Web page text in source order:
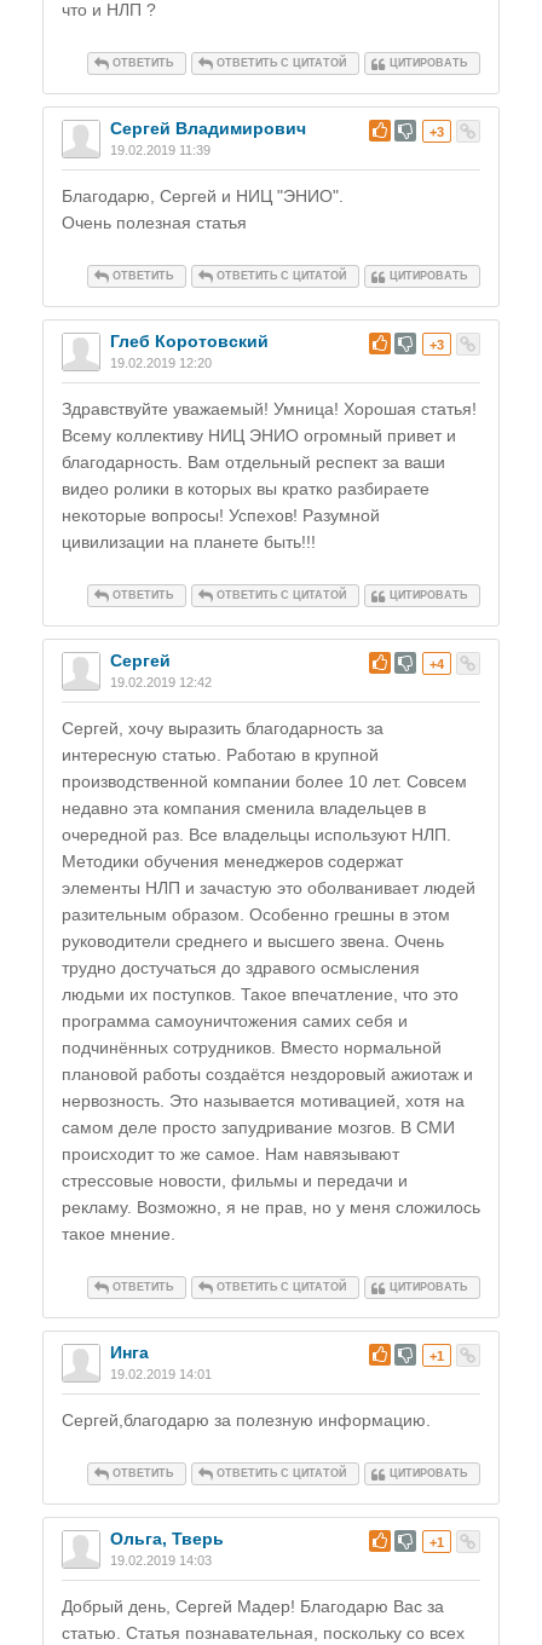
что и НЛП ?
ОТВЕТИТЬ ОТВЕТИТЬ С ЦИТАТОЙ ЦИТИРОВАТЬ
# +3
Сергей Владимирович
19.02.2019 11:39
Благодарю, Сергей и НИЦ "ЭНИО".
Очень полезная статья
ОТВЕТИТЬ ОТВЕТИТЬ С ЦИТАТОЙ ЦИТИРОВАТЬ
# +3
Глеб Коротовский
19.02.2019 12:20
Здравствуйте уважаемый! Умница! Хорошая статья!
Всему коллективу НИЦ ЭНИО огромный привет и
благодарность. Вам отдельный респект за ваши
видео ролики в которых вы кратко разбираете
некоторые вопросы! Успехов! Разумной
цивилизации на планете быть!!!
ОТВЕТИТЬ ОТВЕТИТЬ С ЦИТАТОЙ ЦИТИРОВАТЬ
# +4
Сергей
19.02.2019 12:42
Сергей, хочу выразить благодарность за
интересную статью. Работаю в крупной
производственной компании более 10 лет. Совсем
недавно эта компания сменила владельцев в
очередной раз. Все владельцы используют НЛП.
Методики обучения менеджеров содержат
элементы НЛП и зачастую это оболванивает людей
разительным образом. Особенно грешны в этом
руководители среднего и высшего звена. Очень
трудно достучаться до здравого осмысления
людьми их поступков. Такое впечатление, что это
программа самоуничтожения самих себя и
подчинённых сотрудников. Вместо нормальной
плановой работы создаётся нездоровый ажиотаж и
нервозность. Это называется мотивацией, хотя на
самом деле просто запудривание мозгов. В СМИ
происходит то же самое. Нам навязывают
стрессовые новости, фильмы и передачи и
рекламу. Возможно, я не прав, но у меня сложилось
такое мнение.
ОТВЕТИТЬ ОТВЕТИТЬ С ЦИТАТОЙ ЦИТИРОВАТЬ
# +1
Инга
19.02.2019 14:01
Сергей,благодарю за полезную информацию.
ОТВЕТИТЬ ОТВЕТИТЬ С ЦИТАТОЙ ЦИТИРОВАТЬ
# +1
Ольга, Тверь
19.02.2019 14:03
Добрый день, Сергей Мадер! Благодарю Вас за
статью. Статья познавательная, поскольку со всех